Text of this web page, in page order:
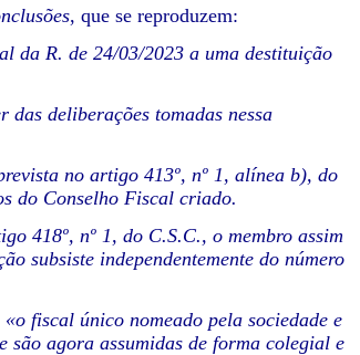
, que se reproduzem:
da R. de 24/03/2023 a uma destituição
deliberações tomadas nessa
no artigo 413º, nº 1, alínea b), do
do Conselho Fiscal criado.
418º, nº 1, do C.S.C., o membro assim
subsiste independentemente do número
fiscal único nomeado pela sociedade e
são agora assumidas de forma colegial e